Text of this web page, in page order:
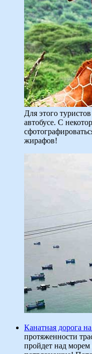
Для этого
автобусе. С
жирафов!
Канатная дорога
протяженности
пройдет над